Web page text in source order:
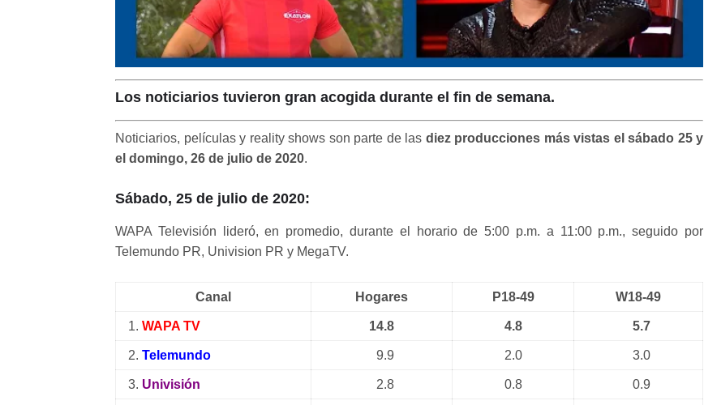
Los noticiarios tuvieron gran acogida durante el fin de semana.
Noticiarios, películas y reality shows son parte de las diez producciones más vistas el sábado 25 y
el domingo, 26 de julio de 2020.
Sábado, 25 de julio de 2020:
WAPA Televisión lideró, en promedio, durante el horario de 5:00 p.m. a 11:00 p.m., seguido por
Telemundo PR, Univision PR y MegaTV.
Canal Hogares P18-49 W18-49
1. WAPA TV 14.8 4.8 5.7
2. Telemundo 9.9 2.0 3.0
3. Univisión 2.8 0.8 0.9